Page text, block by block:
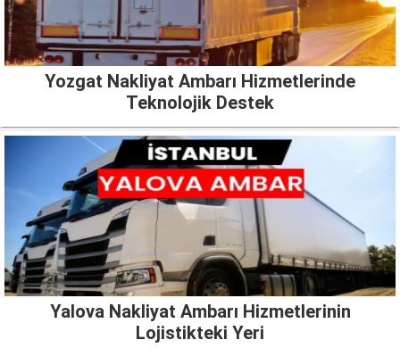
Yozgat Nakliyat Ambarı Hizmetlerinde
Teknolojik Destek
Yalova Nakliyat Ambarı Hizmetlerinin
Lojistikteki Yeri